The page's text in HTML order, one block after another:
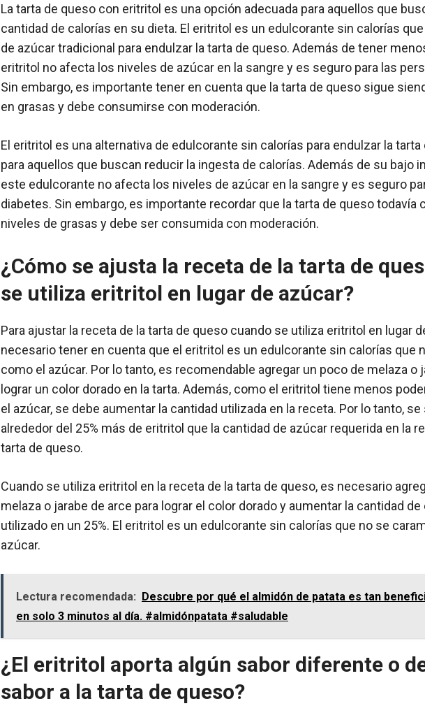
La tarta de queso con eritritol es una opción adecuada para aquellos que
cantidad de calorías en su dieta. El eritritol es un edulcorante sin calorías
de azúcar tradicional para endulzar la tarta de queso. Además de tener
eritritol no afecta los niveles de azúcar en la sangre y es seguro para las
Sin embargo, es importante tener en cuenta que la tarta de queso sigue
en grasas y debe consumirse con moderación.
El eritritol es una alternativa de edulcorante sin calorías para endulzar la tarta
para aquellos que buscan reducir la ingesta de calorías. Además de su bajo
este edulcorante no afecta los niveles de azúcar en la sangre y es seguro
diabetes. Sin embargo, es importante recordar que la tarta de queso todavía
niveles de grasas y debe ser consumida con moderación.
¿Cómo se ajusta la receta de la tarta de
se utiliza eritritol en lugar de azúcar?
Para ajustar la receta de la tarta de queso cuando se utiliza eritritol en lugar
necesario tener en cuenta que el eritritol es un edulcorante sin calorías que
como el azúcar. Por lo tanto, es recomendable agregar un poco de melaza o
lograr un color dorado en la tarta. Además, como el eritritol tiene menos
el azúcar, se debe aumentar la cantidad utilizada en la receta. Por lo tanto,
alrededor del 25% más de eritritol que la cantidad de azúcar requerida en la
tarta de queso.
Cuando se utiliza eritritol en la receta de la tarta de queso, es necesario
melaza o jarabe de arce para lograr el color dorado y aumentar la cantidad
utilizado en un 25%. El eritritol es un edulcorante sin calorías que no se
azúcar.
Lectura recomendada: Descubre por qué el almidón de patata es tan
en solo 3 minutos al día. #almidónpatata #saludable
¿El eritritol aporta algún sabor diferente o
sabor a la tarta de queso?